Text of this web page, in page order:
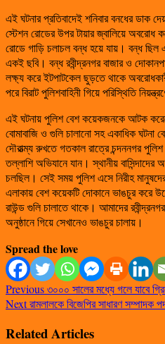
এই ঘটনার প্রতিবাদেই শনিবার বনধের ডাক
স্টেশন রোডের উপর টায়ার জ্বালিয়ে অবরোধ
রোডে গাড়ি চলাচল বন্ধ হয়ে যায়। বন্ধ
একই ছবি। বন্ধ রবীন্দ্রনগর বাজার ও
লক্ষ্য করে ইটপাটকেল ছুড়তে থাকে
পরে বিরাট পুলিশবাহিনী গিয়ে পরিস্থিতি
এই ঘটনায় পুলিশ বেশ কয়েকজনকে আটক
বোমাবাজি ও গুলি চালানো সহ একাধিক
দৌরাত্ম্য রুখতে গতকাল রাত্রে চন্দননগর
তল্লাশি অভিযানে যান। স্থানীয় বাসিন্দাদের
চলছিল। সেই সময় পুলিশ এসে নিরীহ
এলাকায় বেশ কয়েকটি দোকানে ভাঙচুর
রাউন্ড গুলি চালাতে থাকে। আমাদের
অনুষ্ঠানে গিয়ে সেখানেও ভাঙচুর চালায়।
Spread the love
Previous৩০০০ সালের মধ্যে গলে যাবে
Nextরামলালকে বিজেপির সাধারণ সম্পাদক
Related Articles